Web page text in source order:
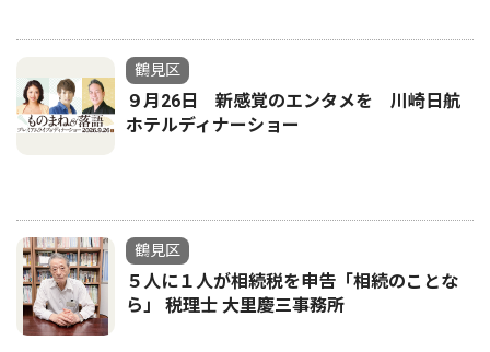
鶴見区
９月26日 新感覚のエンタメを 川崎日航
ホテルディナーショー
鶴見区
５人に１人が相続税を申告「相続のことな
ら」 税理士 大里慶三事務所